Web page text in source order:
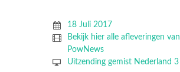
18 Juli 2017
Bekijk hier alle afleveringen van
PowNews
Uitzending gemist Nederland 3